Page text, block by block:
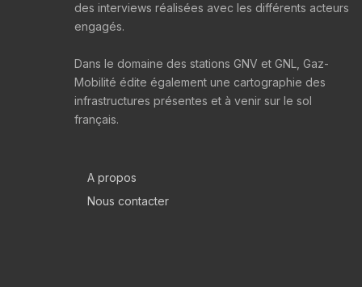
des interviews réalisées avec les différents acteurs
engagés.
Dans le domaine des stations GNV et GNL, Gaz-
Mobilité édite également une cartographie des
infrastructures présentes et à venir sur le sol
français.
A propos
Nous contacter